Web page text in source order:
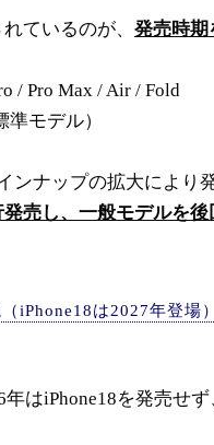
ているのが、 発売時期
/ Pro Max / Air / Fold
準モデル）
ンナップの拡大により
売し、一般モデルを
iPhone18は2027年登場）
はiPhone18を発売せ